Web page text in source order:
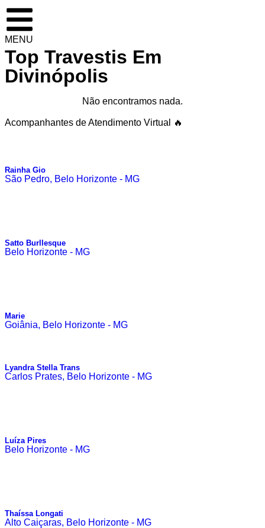
MENU
Top Travestis Em
Divinópolis
Não encontramos nada.
Acompanhantes de Atendimento Virtual 🔥
Rainha Gio
São Pedro, Belo Horizonte - MG
Satto Burllesque
Belo Horizonte - MG
Marie
Goiânia, Belo Horizonte - MG
Lyandra Stella Trans
Carlos Prates, Belo Horizonte - MG
Luíza Pires
Belo Horizonte - MG
Thaíssa Longati
Alto Caiçaras, Belo Horizonte - MG